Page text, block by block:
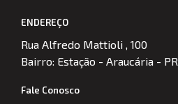
ENDEREÇO
Rua Alfredo Mattioli , 100
Bairro: Estação - Araucária - PR
Fale Conosco